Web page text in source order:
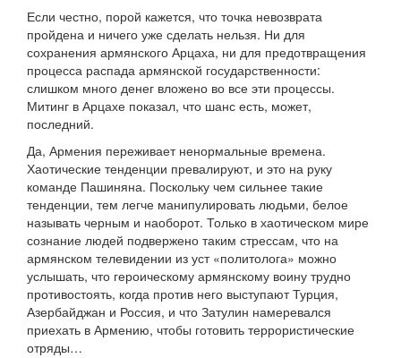
Если честно, порой кажется, что точка невозврата
пройдена и ничего уже сделать нельзя. Ни для
сохранения армянского Арцаха, ни для предотвращения
процесса распада армянской государственности:
слишком много денег вложено во все эти процессы.
Митинг в Арцахе показал, что шанс есть, может,
последний.
Да, Армения переживает ненормальные времена.
Хаотические тенденции превалируют, и это на руку
команде Пашиняна. Поскольку чем сильнее такие
тенденции, тем легче манипулировать людьми, белое
называть черным и наоборот. Только в хаотическом мире
сознание людей подвержено таким стрессам, что на
армянском телевидении из уст «политолога» можно
услышать, что героическому армянскому воину трудно
противостоять, когда против него выступают Турция,
Азербайджан и Россия, и что Затулин намеревался
приехать в Армению, чтобы готовить террористические
отряды…